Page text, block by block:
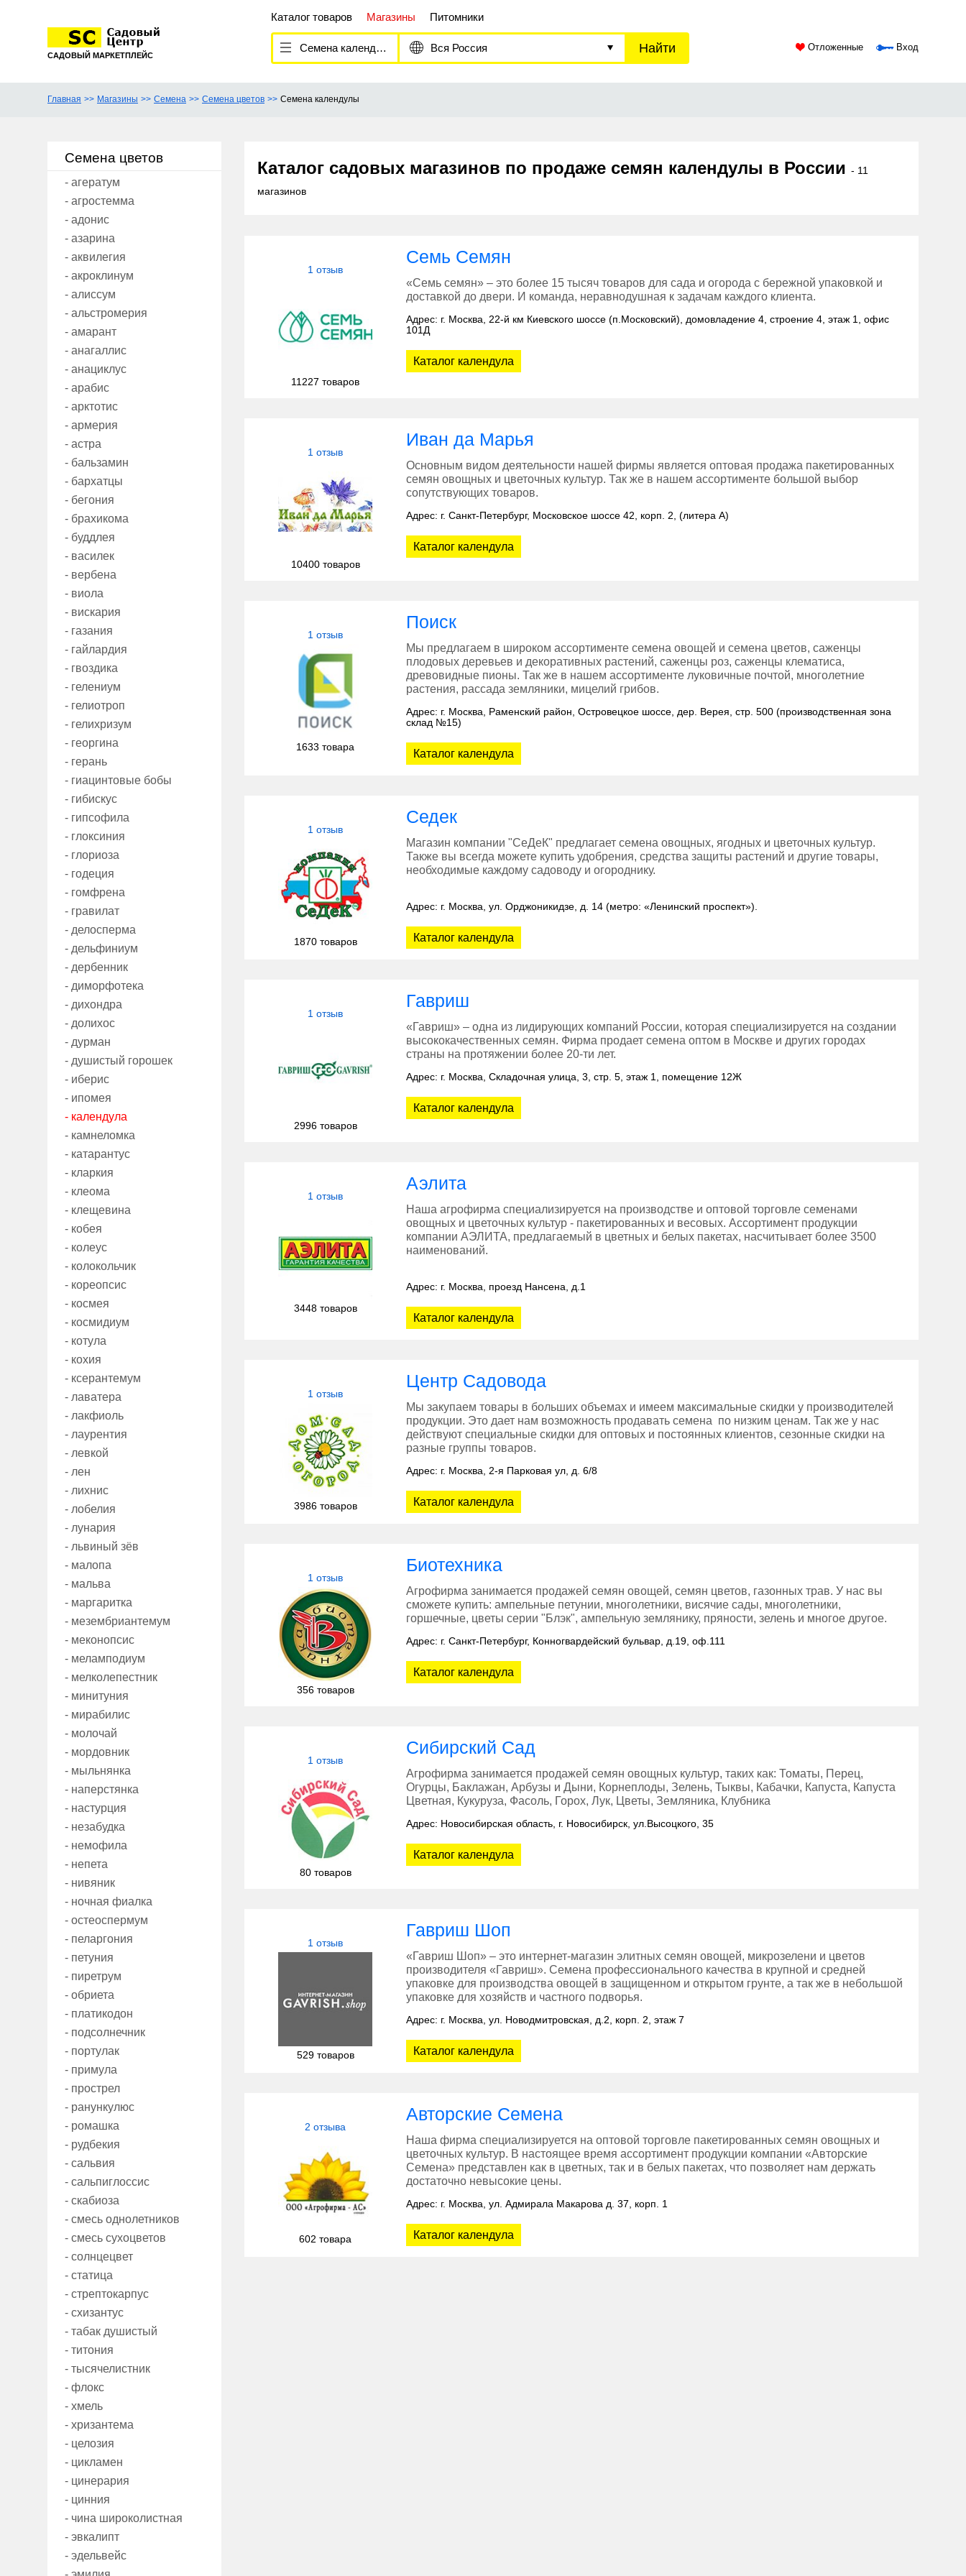
САДОВЫЙ МАРКЕТПЛЕЙС
Каталог товаров Магазины Питомники
Семена календулы Вся Россия Найти Отложенные Вход
Главная Магазины Семена Семена цветов Семена календулы
Семена цветов
- агератум
- агростемма
- адонис
- азарина
- аквилегия
- акроклинум
- алиссум
- альстромерия
- амарант
- анагаллис
- анациклус
- арабис
- арктотис
- армерия
- астра
- бальзамин
- бархатцы
- бегония
- брахикома
- буддлея
- василек
- вербена
- виола
- вискария
- газания
- гайлардия
- гвоздика
- гелениум
- гелиотроп
- гелихризум
- георгина
- герань
- гиацинтовые бобы
- гибискус
- гипсофила
- глоксиния
- глориоза
- годеция
- гомфрена
- гравилат
- делосперма
- дельфиниум
- дербенник
- диморфотека
- дихондра
- долихос
- дурман
- душистый горошек
- иберис
- ипомея
- календула
- камнеломка
- катарантус
- кларкия
- клеома
- клещевина
- кобея
- колеус
- колокольчик
- кореопсис
- космея
- космидиум
- котула
- кохия
- ксерантемум
- лаватера
- лакфиоль
- лаурентия
- левкой
- лен
- лихнис
- лобелия
- лунария
- львиный зёв
- малопа
- мальва
- маргаритка
- мезембриантемум
- меконопсис
- меламподиум
- мелколепестник
- минитуния
- мирабилис
- молочай
- мордовник
- мыльнянка
- наперстянка
- настурция
- незабудка
- немофила
- непета
- нивяник
- ночная фиалка
- остеоспермум
- пеларгония
- петуния
- пиретрум
- обриета
- платикодон
- подсолнечник
- портулак
- примула
- прострел
- ранункулюс
- ромашка
- рудбекия
- сальвия
- сальпиглоссис
- скабиоза
- смесь однолетников
- смесь сухоцветов
- солнцецвет
- статица
- стрептокарпус
- схизантус
- табак душистый
- титония
- тысячелистник
- флокс
- хмель
- хризантема
- целозия
- цикламен
- цинерария
- цинния
- чина широколистная
- эвкалипт
- эдельвейс
Каталог садовых магазинов по продаже семян календулы в России - 11
магазинов
1 отзыв
11227 товаров
Семь Семян
«Семь семян» – это более 15 тысяч товаров для сада и огорода с бережной упаковкой и
доставкой до двери. И команда, неравнодушная к задачам каждого клиента.
Адрес: г. Москва, 22-й км Киевского шоссе (п.Московский), домовладение 4, строение 4, этаж 1, офис
101Д
Каталог календула
1 отзыв
10400 товаров
Иван да Марья
Основным видом деятельности нашей фирмы является оптовая продажа пакетированных
семян овощных и цветочных культур. Так же в нашем ассортименте большой выбор
сопутствующих товаров.
Адрес: г. Санкт-Петербург, Московское шоссе 42, корп. 2, (литера А)
Каталог календула
1 отзыв
1633 товара
Поиск
Мы предлагаем в широком ассортименте семена овощей и семена цветов, саженцы
плодовых деревьев и декоративных растений, саженцы роз, саженцы клематиса,
древовидные пионы. Так же в нашем ассортименте луковичные почтой, многолетние
растения, рассада земляники, мицелий грибов.
Адрес: г. Москва, Раменский район, Островецкое шоссе, дер. Верея, стр. 500 (производственная зона
склад №15)
Каталог календула
1 отзыв
1870 товаров
Седек
Магазин компании "СеДеК" предлагает семена овощных, ягодных и цветочных культур.
Также вы всегда можете купить удобрения, средства защиты растений и другие товары,
необходимые каждому садоводу и огороднику.
Адрес: г. Москва, ул. Орджоникидзе, д. 14 (метро: «Ленинский проспект»).
Каталог календула
1 отзыв
2996 товаров
Гавриш
«Гавриш» – одна из лидирующих компаний России, которая специализируется на создании
высококачественных семян. Фирма продает семена оптом в Москве и других городах
страны на протяжении более 20-ти лет.
Адрес: г. Москва, Складочная улица, 3, стр. 5, этаж 1, помещение 12Ж
Каталог календула
1 отзыв
3448 товаров
Аэлита
Наша агрофирма специализируется на производстве и оптовой торговле семенами
овощных и цветочных культур - пакетированных и весовых. Ассортимент продукции
компании АЭЛИТА, предлагаемый в цветных и белых пакетах, насчитывает более 3500
наименований.
Адрес: г. Москва, проезд Нансена, д.1
Каталог календула
1 отзыв
3986 товаров
Центр Садовода
Мы закупаем товары в больших объемах и имеем максимальные скидки у производителей
продукции. Это дает нам возможность продавать семена по низким ценам. Так же у нас
действуют специальные скидки для оптовых и постоянных клиентов, сезонные скидки на
разные группы товаров.
Адрес: г. Москва, 2-я Парковая ул, д. 6/8
Каталог календула
1 отзыв
356 товаров
Биотехника
Агрофирма занимается продажей семян овощей, семян цветов, газонных трав. У нас вы
сможете купить: ампельные петунии, многолетники, висячие сады, многолетники,
горшечные, цветы серии "Блэк", ампельную землянику, пряности, зелень и многое другое.
Адрес: г. Санкт-Петербург, Конногвардейский бульвар, д.19, оф.111
Каталог календула
1 отзыв
80 товаров
Сибирский Сад
Агрофирма занимается продажей семян овощных культур, таких как: Томаты, Перец,
Огурцы, Баклажан, Арбузы и Дыни, Корнеплоды, Зелень, Тыквы, Кабачки, Капуста, Капуста
Цветная, Кукуруза, Фасоль, Горох, Лук, Цветы, Земляника, Клубника
Адрес: Новосибирская область, г. Новосибирск, ул.Высоцкого, 35
Каталог календула
1 отзыв
529 товаров
Гавриш Шоп
«Гавриш Шоп» – это интернет-магазин элитных семян овощей, микрозелени и цветов
производителя «Гавриш». Семена профессионального качества в крупной и средней
упаковке для производства овощей в защищенном и открытом грунте, а так же в небольшой
упаковке для хозяйств и частного подворья.
Адрес: г. Москва, ул. Новодмитровская, д.2, корп. 2, этаж 7
Каталог календула
2 отзыва
602 товара
Авторские Семена
Наша фирма специализируется на оптовой торговле пакетированных семян овощных и
цветочных культур. В настоящее время ассортимент продукции компании «Авторские
Семена» представлен как в цветных, так и в белых пакетах, что позволяет нам держать
достаточно невысокие цены.
Адрес: г. Москва, ул. Адмирала Макарова д. 37, корп. 1
Каталог календула